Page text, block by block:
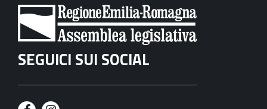
SEGUICI SUI SOCIAL